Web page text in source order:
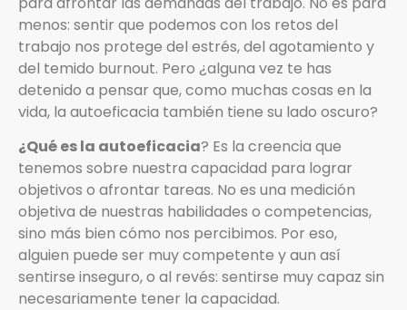
menos: sentir que podemos con los retos del
trabajo nos protege del estrés, del agotamiento y
del temido burnout. Pero ¿alguna vez te has
detenido a pensar que, como muchas cosas en la
vida, la autoeficacia también tiene su lado oscuro?
¿Qué es la autoeficacia? Es la creencia que
tenemos sobre nuestra capacidad para lograr
objetivos o afrontar tareas. No es una medición
objetiva de nuestras habilidades o competencias,
sino más bien cómo nos percibimos. Por eso,
alguien puede ser muy competente y aun así
sentirse inseguro, o al revés: sentirse muy capaz sin
necesariamente tener la capacidad.